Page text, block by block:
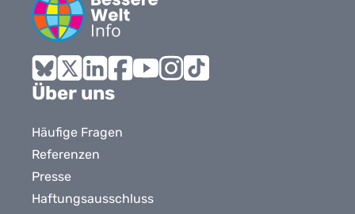
Bluesky
X LinkedInFacebook
Über uns
Häufige Fragen
Referenzen
Presse
Haftungsausschluss